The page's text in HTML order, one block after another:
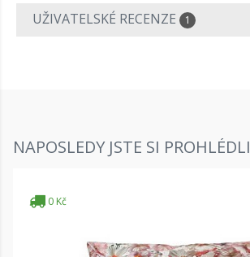
UŽIVATELSKÉ RECENZE 1
NAPOSLEDY JSTE SI PROHLÉDLI
0 Kč